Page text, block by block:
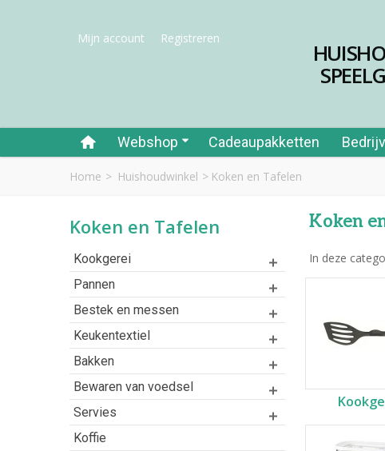
Mijn account Registreren
Webshop Cadeaupakketten
Home > Huishoudwinkel > Koken en Tafelen
Koken en Tafelen
Kookgerei
Pannen
Bestek en messen
Keukentextiel
Bakken
Bewaren van voedsel
Servies
Koffie
Koken
In deze